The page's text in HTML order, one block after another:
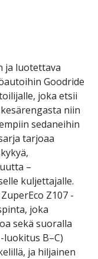
ja luotettava
Goodride
joka etsii
niin
sedaneihin
tarjoaa
–
kuljettajalle.
Z107 -
joka
sekä suoralla
luokitus B–C)
ja hiljainen